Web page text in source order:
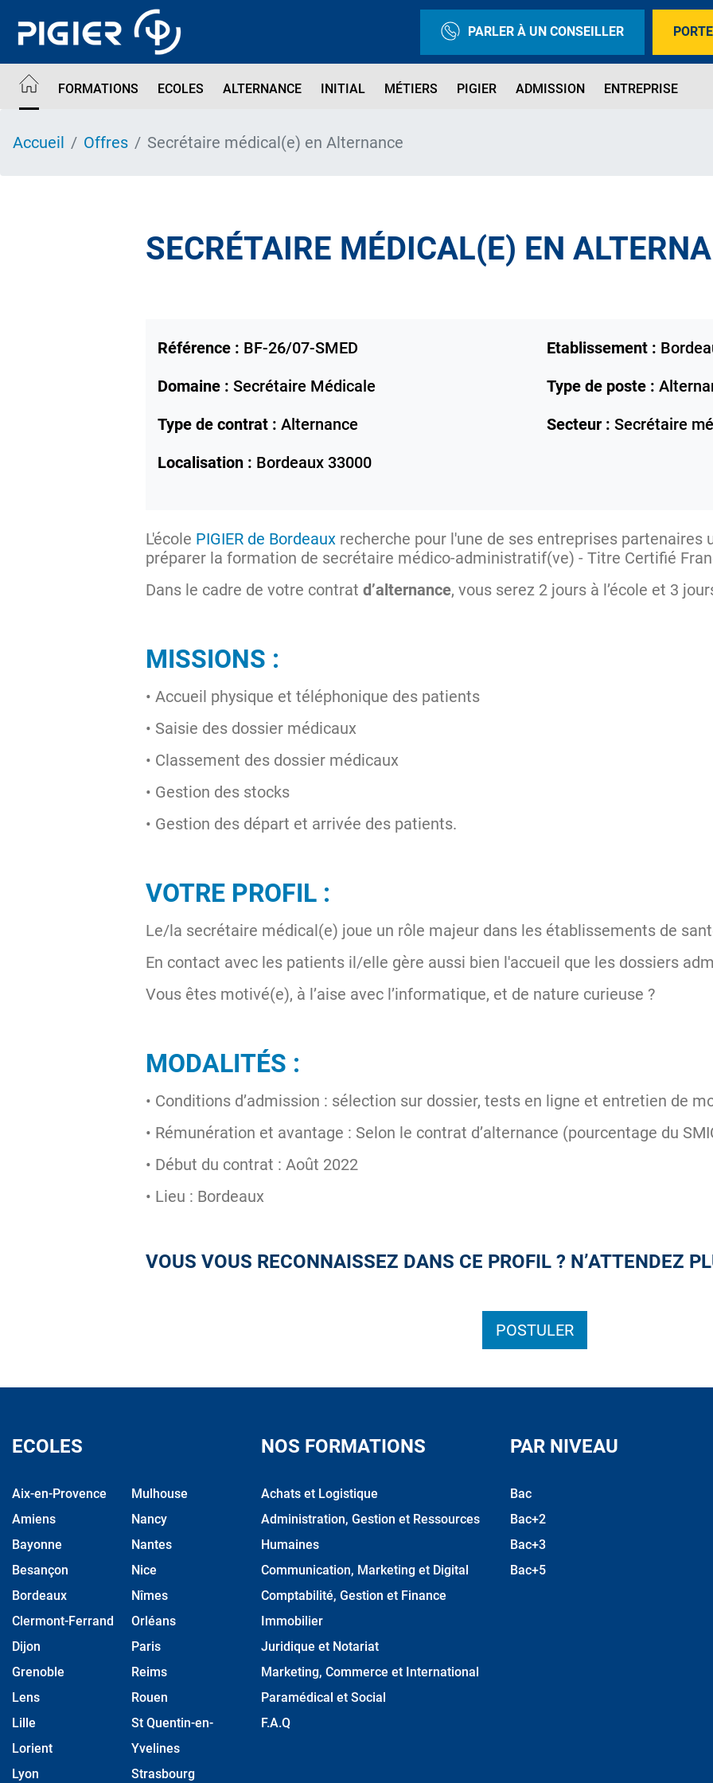
contenu
PARLER À UN CONSEILLER
FORMATIONS ECOLES ALTERNANCE INITIAL MÉTIERS PIGIER ADMISSION ENTREPRISE
Accueil Offres Secrétaire médical(e) en Alternance
SECRÉTAIRE MÉDICAL(E) EN
Référence : BF-26/07-SMED Etablissement :
Domaine : Secrétaire Médicale Type de poste :
Type de contrat : Alternance Secteur : Secrétaire
Localisation : Bordeaux 33000
L'école PIGIER de Bordeaux recherche pour l'une de ses entreprises partenaires
préparer la formation de secrétaire médico-administratif(ve) - Titre Certifié
Dans le cadre de votre contrat d’alternance, vous serez 2 jours à l’école et 3
MISSIONS :
• Accueil physique et téléphonique des patients
• Saisie des dossier médicaux
• Classement des dossier médicaux
• Gestion des stocks
• Gestion des départ et arrivée des patients.
VOTRE PROFIL :
Le/la secrétaire médical(e) joue un rôle majeur dans les établissements de
En contact avec les patients il/elle gère aussi bien l'accueil que les dossiers
Vous êtes motivé(e), à l’aise avec l’informatique, et de nature curieuse ?
MODALITÉS :
• Conditions d’admission : sélection sur dossier, tests en ligne et entretien de
• Rémunération et avantage : Selon le contrat d’alternance (pourcentage du
• Début du contrat : Août 2022
• Lieu : Bordeaux
VOUS VOUS RECONNAISSEZ DANS CE PROFIL ? N’ATTENDEZ
POSTULER
ECOLES
Aix-en-Provence
Amiens
Bayonne
Besançon
Bordeaux
Clermont-Ferrand
Dijon
Grenoble
Lens
Lille
Lorient
Lyon
Mulhouse
Nancy
Nantes
Nice
Nîmes
Orléans
Paris
Reims
Rouen
St Quentin-en-
Yvelines
Strasbourg
NOS FORMATIONS
Achats et Logistique
Administration, Gestion et Ressources
Humaines
Communication, Marketing et Digital
Comptabilité, Gestion et Finance
Immobilier
Juridique et Notariat
Marketing, Commerce et International
Paramédical et Social
F.A.Q
PAR NIVEAU
Bac
Bac+2
Bac+3
Bac+5